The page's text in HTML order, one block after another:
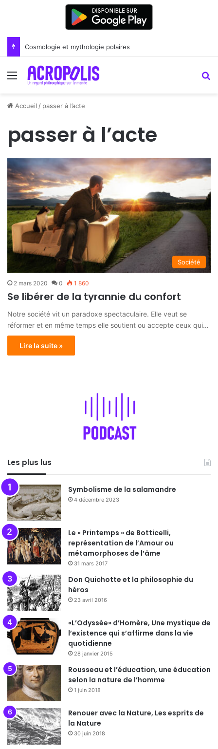
Cosmologie et mythologie polaires
Menu
Accueil / passer à l’acte
passer à l’acte
Société
2 mars 2020 0 1 860
Se libérer de la tyrannie du confort
Notre société vit un paradoxe spectaculaire. Elle veut se
réformer et en même temps elle soutient ou accepte ceux qui…
Lire la suite »
Les plus lus
Symbolisme de la salamandre
4 décembre 2023
Le « Printemps » de Botticelli,
représentation de l’Amour ou
métamorphoses de l’âme
31 mars 2017
Don Quichotte et la philosophie du
héros
23 avril 2016
«L’Odyssée» d’Homère, Une mystique de
l’existence qui s’affirme dans la vie
quotidienne
28 janvier 2015
Rousseau et l’éducation, une éducation
selon la nature de l’homme
1 juin 2018
Renouer avec la Nature, Les esprits de
la Nature
30 juin 2018